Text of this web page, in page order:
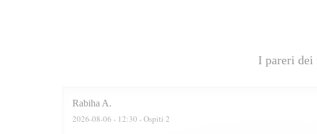
I pareri
Rabiha A
2026-08-06 - 12:30 - Ospiti 2